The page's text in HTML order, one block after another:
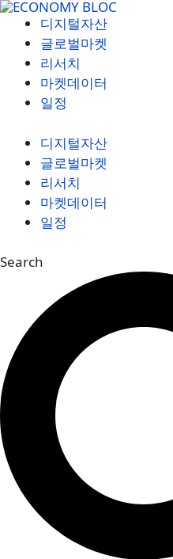
컨
디지털자산
글로벌마켓
리서치
마켓데이터
일정
디지털자산
글로벌마켓
리서치
마켓데이터
일정
Search